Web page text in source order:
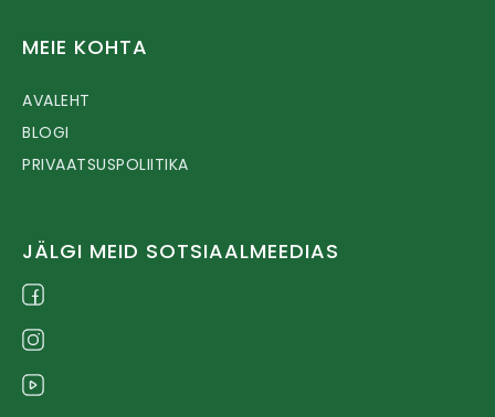
MEIE KOHTA
AVALEHT
BLOGI
PRIVAATSUSPOLIITIKA
JÄLGI MEID SOTSIAALMEEDIAS